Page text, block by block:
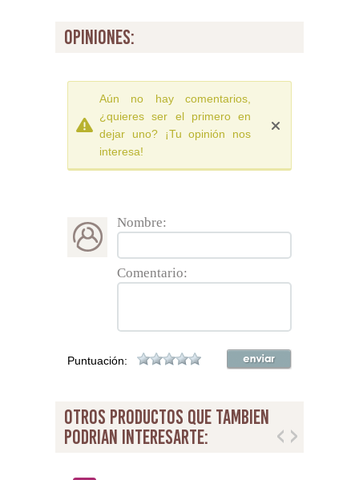
opiniones:
Aún no hay comentarios,
¿quieres ser el primero en
dejar uno? ¡Tu opinión nos
interesa!
Nombre:
Comentario:
Puntuación:
otros productos que tambien
podrian interesarte: